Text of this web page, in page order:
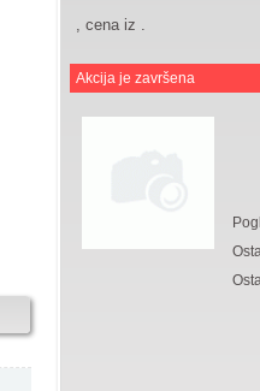
, cena iz .
Akcija je završena